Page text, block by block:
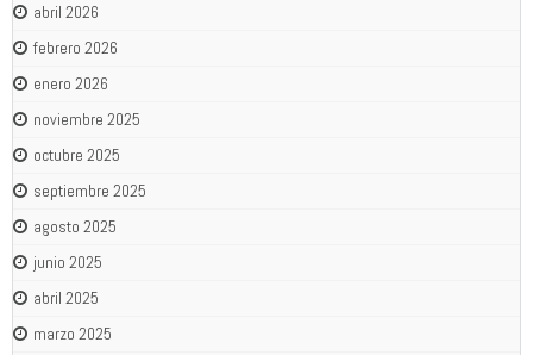
abril 2026
febrero 2026
enero 2026
noviembre 2025
octubre 2025
septiembre 2025
agosto 2025
junio 2025
abril 2025
marzo 2025